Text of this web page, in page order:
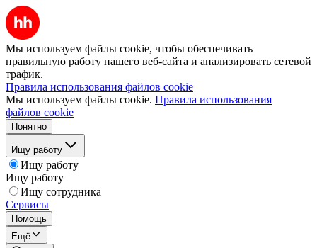
Мы используем файлы cookie, чтобы обеспечивать
правильную работу нашего веб-сайта и анализировать сетевой
трафик.
Правила использования файлов cookie
Мы используем файлы cookie. Правила использования
файлов cookie
Понятно
Ищу работу
Ищу работу
Ищу работу
Ищу сотрудника
Сервисы
Помощь
Ещё